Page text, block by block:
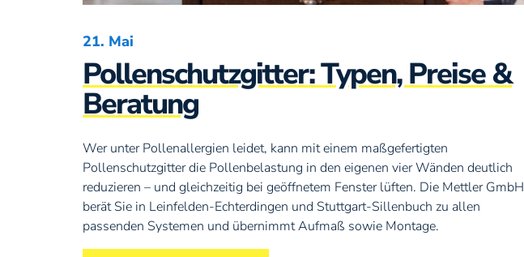
21. Mai
Pollenschutzgitter: Typen, Preise &
Beratung
Wer unter Pollenallergien leidet, kann mit einem maßgefertigten
Pollenschutzgitter die Pollenbelastung in den eigenen vier Wänden deutlich
reduzieren – und gleichzeitig bei geöffnetem Fenster lüften. Die Mettler GmbH
berät Sie in Leinfelden-Echterdingen und Stuttgart-Sillenbuch zu allen
passenden Systemen und übernimmt Aufmaß sowie Montage.